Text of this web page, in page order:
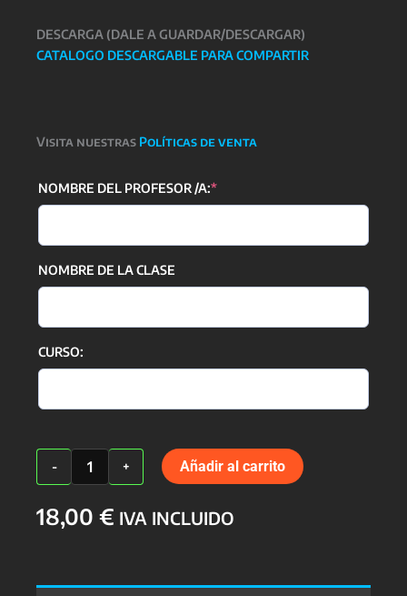
DESCARGA (DALE A GUARDAR/DESCARGAR)
CATALOGO DESCARGABLE PARA COMPARTIR
Visita nuestras Políticas de venta
NOMBRE DEL PROFESOR /A:*(required)
NOMBRE DE LA CLASE
CURSO:
-
15.Especial
Profesores
Nombre
Curso
cantidad
+ Añadir al carrito
18,00 € IVA INCLUIDO